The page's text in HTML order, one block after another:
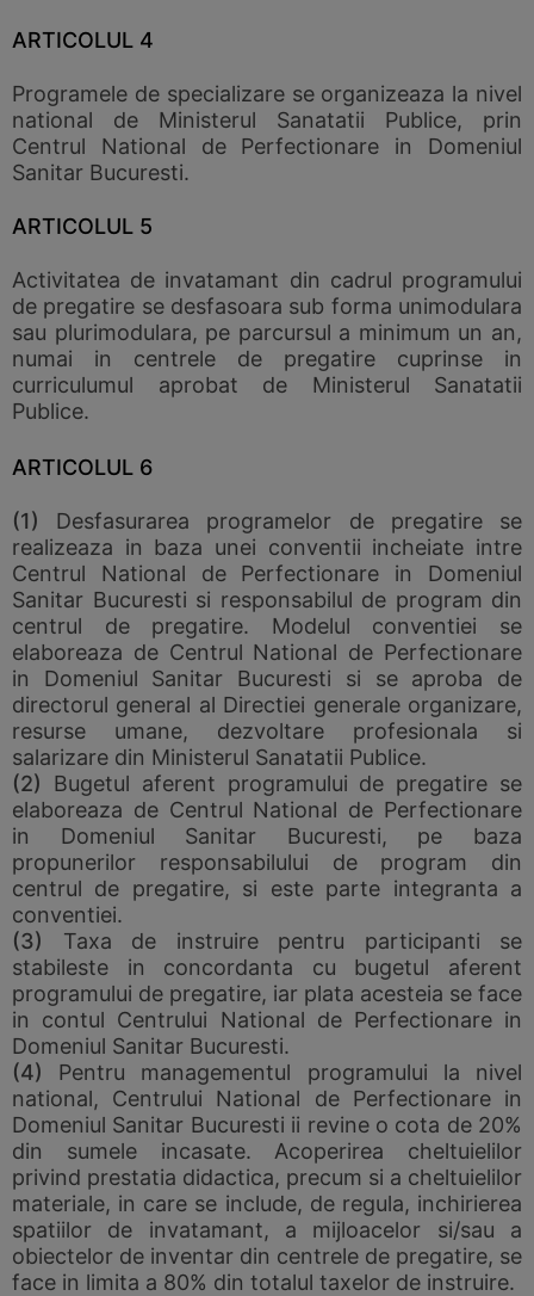
ARTICOLUL 4
Programele de specializare se organizeaza la nivel
national de Ministerul Sanatatii Publice, prin
Centrul National de Perfectionare in Domeniul
Sanitar Bucuresti.
ARTICOLUL 5
Activitatea de invatamant din cadrul programului
de pregatire se desfasoara sub forma unimodulara
sau plurimodulara, pe parcursul a minimum un an,
numai in centrele de pregatire cuprinse in
curriculumul aprobat de Ministerul Sanatatii
Publice.
ARTICOLUL 6
(1) Desfasurarea programelor de pregatire se
realizeaza in baza unei conventii incheiate intre
Centrul National de Perfectionare in Domeniul
Sanitar Bucuresti si responsabilul de program din
centrul de pregatire. Modelul conventiei se
elaboreaza de Centrul National de Perfectionare
in Domeniul Sanitar Bucuresti si se aproba de
directorul general al Directiei generale organizare,
resurse umane, dezvoltare profesionala si
salarizare din Ministerul Sanatatii Publice.
(2) Bugetul aferent programului de pregatire se
elaboreaza de Centrul National de Perfectionare
in Domeniul Sanitar Bucuresti, pe baza
propunerilor responsabilului de program din
centrul de pregatire, si este parte integranta a
conventiei.
(3) Taxa de instruire pentru participanti se
stabileste in concordanta cu bugetul aferent
programului de pregatire, iar plata acesteia se face
in contul Centrului National de Perfectionare in
Domeniul Sanitar Bucuresti.
(4) Pentru managementul programului la nivel
national, Centrului National de Perfectionare in
Domeniul Sanitar Bucuresti ii revine o cota de 20%
din sumele incasate. Acoperirea cheltuielilor
privind prestatia didactica, precum si a cheltuielilor
materiale, in care se include, de regula, inchirierea
spatiilor de invatamant, a mijloacelor si/sau a
obiectelor de inventar din centrele de pregatire, se
face in limita a 80% din totalul taxelor de instruire.